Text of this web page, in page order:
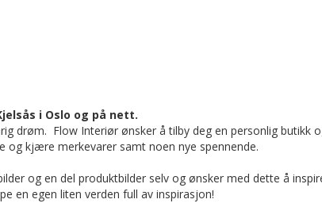
i Oslo og på nett.
drøm. Flow Interiør ønsker å tilby deg en personlig butikk
og kjære merkevarer samt noen nye spennende.
og en del produktbilder selv og ønsker med dette å
en egen liten verden full av inspirasjon!